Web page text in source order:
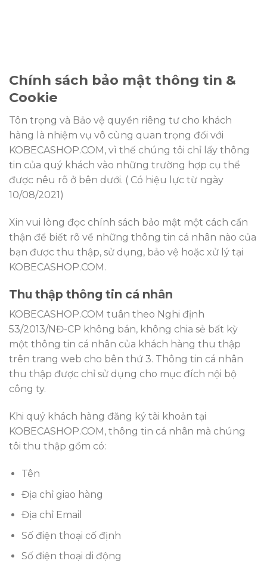
Chính sách bảo mật thông tin &
Cookie
Tôn trọng và Bảo vệ quyền riêng tư cho khách
hàng là nhiệm vụ vô cùng quan trọng đối với
KOBECASHOP.COM, vì thế chúng tôi chỉ lấy thông
tin của quý khách vào những trường hợp cụ thể
được nêu rõ ở bên dưới. ( Có hiệu lực từ ngày
10/08/2021)
Xin vui lòng đọc chính sách bảo mật một cách cẩn
thận để biết rõ về những thông tin cá nhân nào của
bạn được thu thập, sử dụng, bảo vệ hoặc xử lý tại
KOBECASHOP.COM.
Thu thập thông tin cá nhân
KOBECASHOP.COM tuân theo Nghi định
53/2013/NĐ-CP không bán, không chia sẻ bất kỳ
một thông tin cá nhân của khách hàng thu thập
trên trang web cho bên thứ 3. Thông tin cá nhân
thu thập được chỉ sử dụng cho mục đích nội bộ
công ty.
Khi quý khách hàng đăng ký tài khoản tại
KOBECASHOP.COM, thông tin cá nhân mà chúng
tôi thu thập gồm có:
Tên
Địa chỉ giao hàng
Địa chỉ Email
Số điện thoại cố định
Số điện thoại di động